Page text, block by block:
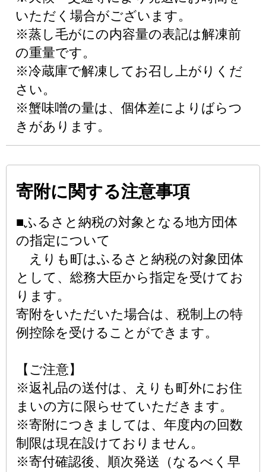
いただく場合がございます。
※蒸し毛がにの内容量の表記は解凍前
の重量です。
※冷蔵庫で解凍してお召し上がりくだ
さい。
※蟹味噌の量は、個体差によりばらつ
きがあります。
寄附に関する注意事項
■ふるさと納税の対象となる地方団体
の指定について
えりも町はふるさと納税の対象団体
として、総務大臣から指定を受けてお
ります。
寄附をいただいた場合は、税制上の特
例控除を受けることができます。
【ご注意】
※返礼品の送付は、えりも町外にお住
まいの方に限らせていただきます。
※寄附につきましては、年度内の回数
制限は現在設けておりません。
※寄付確認後、順次発送（なるべく早